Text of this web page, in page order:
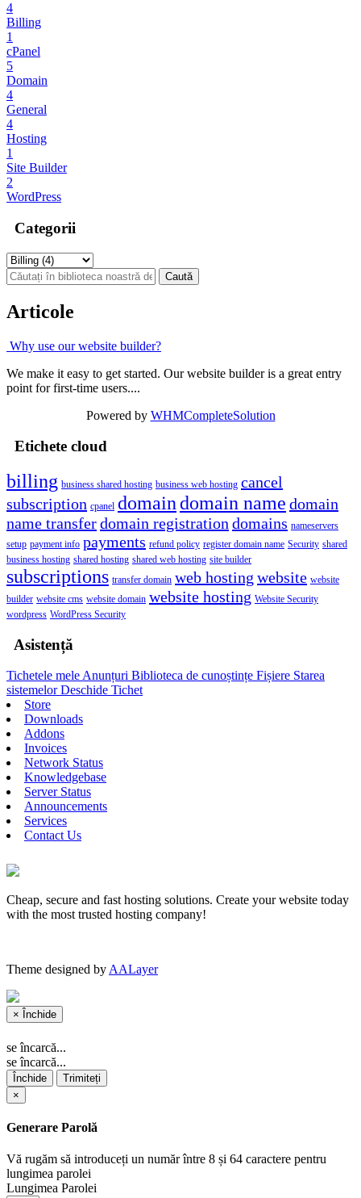
4
Billing
1
cPanel
5
Domain
4
General
4
Hosting
1
Site Builder
2
WordPress
Categorii
Articole
Why use our website builder?
We make it easy to get started. Our website builder is a great entry
point for first-time users....
Powered by WHMCompleteSolution
Etichete cloud
billing business shared hosting business web hosting cancel
subscription cpanel domaindomain name domain
name transferdomain registration domains nameservers
setup payment info payments refund policy register domain name Security shared
business hosting shared hosting shared web hosting site builder
subscriptions transfer domain web hosting website website
builder website cms website domain website hosting Website Security
wordpress WordPress Security
Asistență
Tichetele mele Anunțuri Biblioteca de cunoștințe Fișiere Starea
sistemelorDeschide Tichet
Store
Downloads
Addons
Invoices
Network Status
Knowledgebase
Server Status
Announcements
Services
Contact Us
Cheap, secure and fast hosting solutions. Create your website today
with the most trusted hosting company!
Theme designed by AALayer
× Închide
se încarcă...
se încarcă...
Închide
Trimiteți
×
Generare Parolă
Vă rugăm să introduceți un număr între 8 și 64 caractere pentru
lungimea parolei
Lungimea Parolei